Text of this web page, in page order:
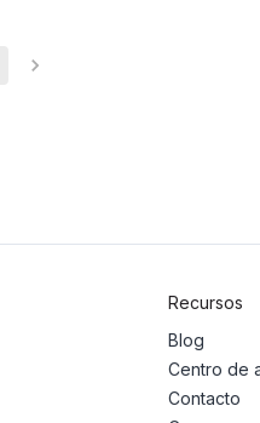
Recursos
Blog
Centro de
Contacto